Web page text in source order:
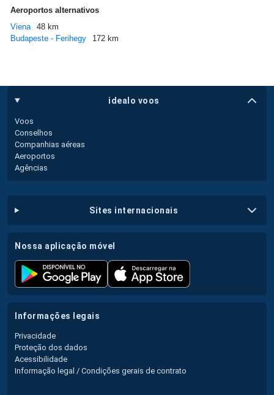
Aeroportos alternativos
Viena
48 km
Budapeste - Ferihegy
172 km
idealo voos
Voos
Conselhos
Companhias aéreas
Aeroportos
Agências
sites internacionais
nossa aplicação móvel
informações legais
Privacidade
Proteção dos dados
Acessibilidade
Informação legal / Condições gerais de contrato